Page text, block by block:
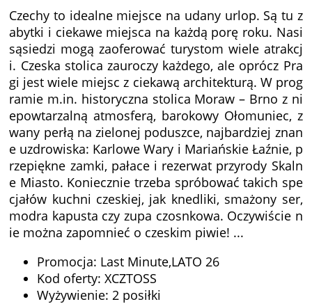
Czechy to idealne miejsce na udany urlop. Są tu z
abytki i ciekawe miejsca na każdą porę roku. Nasi
sąsiedzi mogą zaoferować turystom wiele atrakcj
i. Czeska stolica zauroczy każdego, ale oprócz Pra
gi jest wiele miejsc z ciekawą architekturą. W prog
ramie m.in. historyczna stolica Moraw – Brno z ni
epowtarzalną atmosferą, barokowy Ołomuniec, z
wany perłą na zielonej poduszce, najbardziej znan
e uzdrowiska: Karlowe Wary i Mariańskie Łaźnie, p
rzepiękne zamki, pałace i rezerwat przyrody Skaln
e Miasto. Koniecznie trzeba spróbować takich spe
cjałów kuchni czeskiej, jak knedliki, smażony ser,
modra kapusta czy zupa czosnkowa. Oczywiście n
ie można zapomnieć o czeskim piwie! ...
Promocja: Last Minute,LATO 26
Kod oferty: XCZTOSS
Wyżywienie: 2 posiłki